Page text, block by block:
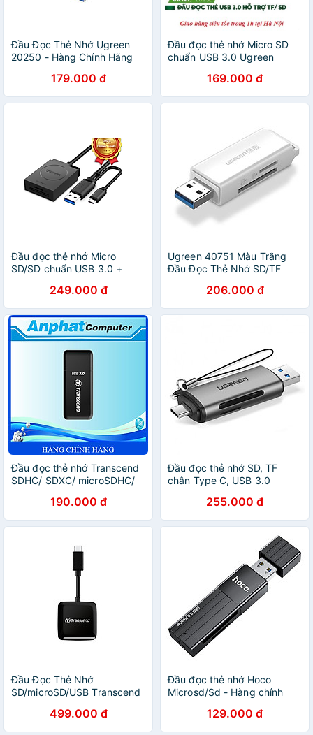
Đầu Đọc Thẻ Nhớ Ugreen
20250 - Hàng Chính Hãng
179.000 đ
Đầu đọc thẻ nhớ Micro SD
chuẩn USB 3.0 Ugreen
169.000 đ
Đầu đọc thẻ nhớ Micro
SD/SD chuẩn USB 3.0 +
chính hãng249.000 đ
Ugreen 40751 Màu Trắng
Đầu Đọc Thẻ Nhớ SD/TF
206.000 đ
Đầu đọc thẻ nhớ Transcend
SDHC/ SDXC/ microSDHC/
(F5K) - Hàng Chính Hãng
190.000 đ
Đầu đọc thẻ nhớ SD, TF
chân Type C, USB 3.0
255.000 đ
Đầu Đọc Thẻ Nhớ
SD/microSD/USB Transcend
Version - Hàng Chính Hãng
499.000 đ
Đầu đọc thẻ nhớ Hoco
Microsd/Sd - Hàng chính
129.000 đ